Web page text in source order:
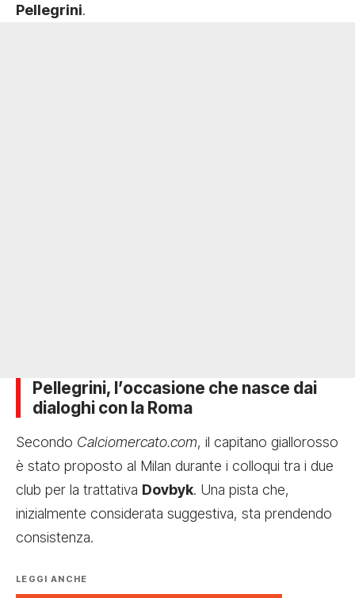
Pellegrini.
Pellegrini, l’occasione che nasce dai
dialoghi con la Roma
Secondo Calciomercato.com, il capitano giallorosso
è stato proposto al Milan durante i colloqui tra i due
club per la trattativa Dovbyk. Una pista che,
inizialmente considerata suggestiva, sta prendendo
consistenza.
LEGGI ANCHE